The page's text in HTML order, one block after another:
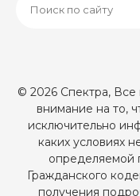
© 2026 Спектра,
внимание на то,
исключительно
каких условиях
определяемой
Гражданского
получения